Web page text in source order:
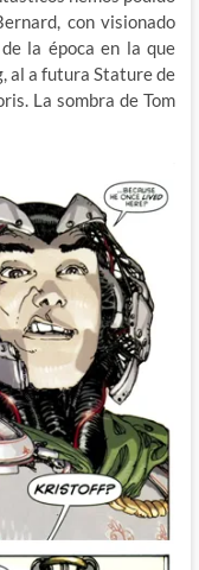
con visionado
la época en la que
al a futura Stature de
La sombra de Tom